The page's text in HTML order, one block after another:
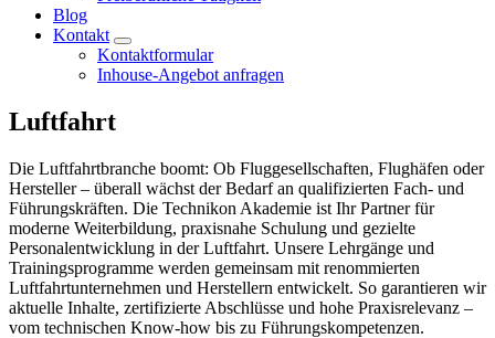
Blog
Kontakt
Kontaktformular
Inhouse-Angebot anfragen
Luftfahrt
Die Luftfahrtbranche boomt: Ob Fluggesellschaften, Flughäfen oder
Hersteller – überall wächst der Bedarf an qualifizierten Fach- und
Führungskräften. Die Technikon Akademie ist Ihr Partner für
moderne Weiterbildung, praxisnahe Schulung und gezielte
Personalentwicklung in der Luftfahrt. Unsere Lehrgänge und
Trainingsprogramme werden gemeinsam mit renommierten
Luftfahrtunternehmen und Herstellern entwickelt. So garantieren wir
aktuelle Inhalte, zertifizierte Abschlüsse und hohe Praxisrelevanz –
vom technischen Know-how bis zu Führungskompetenzen.